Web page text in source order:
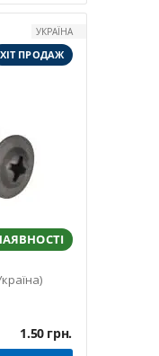
УКРАЇНА
ХІТ ПРОДАЖ
1.50 грн.